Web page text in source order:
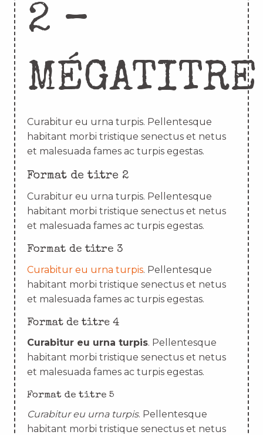
2 –
MÉGATITRE
Curabitur eu urna turpis. Pellentesque
habitant morbi tristique senectus et netus
et malesuada fames ac turpis egestas.
Format de titre 2
Curabitur eu urna turpis. Pellentesque
habitant morbi tristique senectus et netus
et malesuada fames ac turpis egestas.
Format de titre 3
Curabitur eu urna turpis. Pellentesque
habitant morbi tristique senectus et netus
et malesuada fames ac turpis egestas.
Format de titre 4
Curabitur eu urna turpis. Pellentesque
habitant morbi tristique senectus et netus
et malesuada fames ac turpis egestas.
Format de titre 5
Curabitur eu urna turpis. Pellentesque
habitant morbi tristique senectus et netus